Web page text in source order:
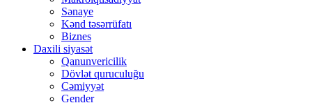
Sənaye
Kənd təsərrüfatı
Biznes
Daxili siyasət
Qanunvericilik
Dövlət quruculuğu
Cəmiyyət
Gender